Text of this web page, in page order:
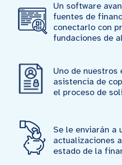
Un software
fuentes de
conectarlo con
fundaciones de
Uno de nuestros
asistencia de
el proceso de
Se le enviarán a
actualizaciones
estado de la